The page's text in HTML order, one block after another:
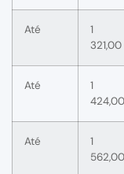
Até
1
321,00
Até
1
424,00
Até
1
562,00